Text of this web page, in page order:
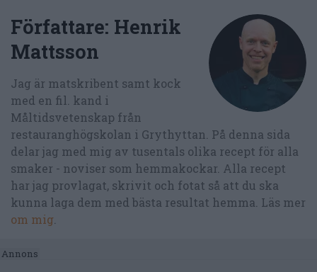
Författare: Henrik
Mattsson
Jag är matskribent samt kock
med en fil. kand i
Måltidsvetenskap från
restauranghögskolan i Grythyttan. På denna sida
delar jag med mig av tusentals olika recept för alla
smaker - noviser som hemmakockar. Alla recept
har jag provlagat, skrivit och fotat så att du ska
kunna laga dem med bästa resultat hemma. Läs mer
om mig.